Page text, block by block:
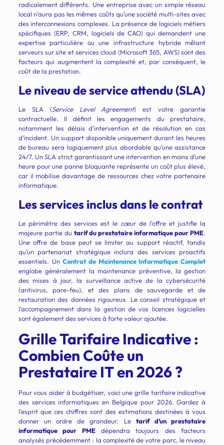
radicalement différents. Une entreprise avec un simple réseau
local n’aura pas les mêmes coûts qu’une société multi-sites avec
des interconnexions complexes. La présence de logiciels métiers
spécifiques (ERP, CRM, logiciels de CAO) qui demandent une
expertise particulière ou une infrastructure hybride mêlant
serveurs sur site et services cloud (Microsoft 365, AWS) sont des
facteurs qui augmentent la complexité et, par conséquent, le
coût de la prestation.
Le niveau de service attendu (SLA)
Le SLA (Service Level Agreement) est votre garantie
contractuelle. Il définit les engagements du prestataire,
notamment les délais d’intervention et de résolution en cas
d’incident. Un support disponible uniquement durant les heures
de bureau sera logiquement plus abordable qu’une assistance
24/7. Un SLA strict garantissant une intervention en moins d’une
heure pour une panne bloquante représente un coût plus élevé,
car il mobilise davantage de ressources chez votre partenaire
informatique.
Les services inclus dans le contrat
Le périmètre des services est le cœur de l’offre et justifie la
majeure partie du tarif du prestataire informatique pour PME.
Une offre de base peut se limiter au support réactif, tandis
qu’un partenariat stratégique inclura des services proactifs
essentiels. UnContrat de Maintenance Informatique Complet
englobe généralement la maintenance préventive, la gestion
des mises à jour, la surveillance active de la cybersécurité
(antivirus, pare-feu), et des plans de sauvegarde et de
restauration des données rigoureux. Le conseil stratégique et
l’accompagnement dans la gestion de vos licences logicielles
sont également des services à forte valeur ajoutée.
Grille Tarifaire Indicative :
Combien Coûte un
Prestataire IT en 2026 ?
Pour vous aider à budgétiser, voici une grille tarifaire indicative
des services informatiques en Belgique pour 2026. Gardez à
l’esprit que ces chiffres sont des estimations destinées à vous
donner un ordre de grandeur. Le tarif d’un prestataire
informatique pour PMEdépendra toujours des facteurs
analysés précédemment : la complexité de votre parc, le niveau